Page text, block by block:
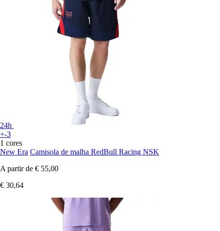
24h
+-3
1 cores
New Era Camisola de malha RedBull Racing NSK
A partir de € 55,00
€ 30,64